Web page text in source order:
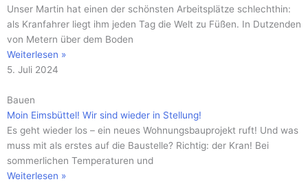
Unser Martin hat einen der schönsten Arbeitsplätze schlechthin:
als Kranfahrer liegt ihm jeden Tag die Welt zu Füßen. In Dutzenden
von Metern über dem Boden
Weiterlesen »
5. Juli 2024
Bauen
Moin Eimsbüttel! Wir sind wieder in Stellung!
Es geht wieder los – ein neues Wohnungsbauprojekt ruft! Und was
muss mit als erstes auf die Baustelle? Richtig: der Kran! Bei
sommerlichen Temperaturen und
Weiterlesen »